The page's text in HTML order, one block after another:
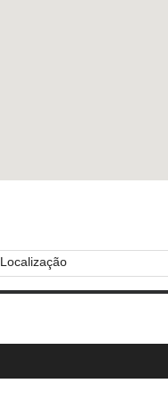
Localização